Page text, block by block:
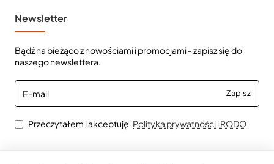
Newsletter
Bądź na bieżąco z nowościami i promocjami - zapisz się do
naszego newslettera.
E-
mail
Zapisz
Przeczytałem i akceptuję Polityka prywatności i RODO